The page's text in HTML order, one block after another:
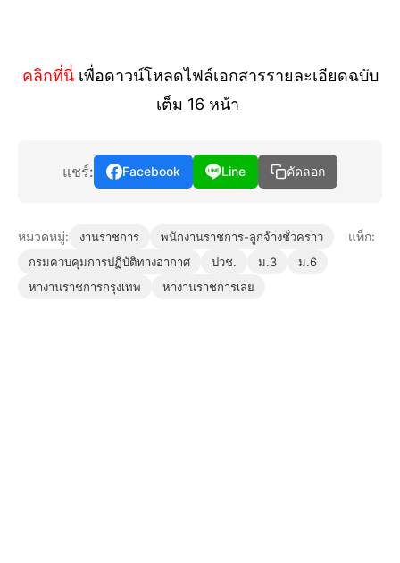
คลิกที่นี่เพื่อดาวน์โหลดไฟล์เอกสารรายละเอียดฉบับ
เต็ม 16 หน้า
แชร์: Facebook Line คัดลอก
หมวดหมู่: งานราชการ พนักงานราชการ-ลูกจ้างชั่วคราว แท็ก:
กรมควบคุมการปฏิบัติทางอากาศ ปวช. ม.3
ม.6
หางานราชการกรุงเทพ
หางานราชการเลย